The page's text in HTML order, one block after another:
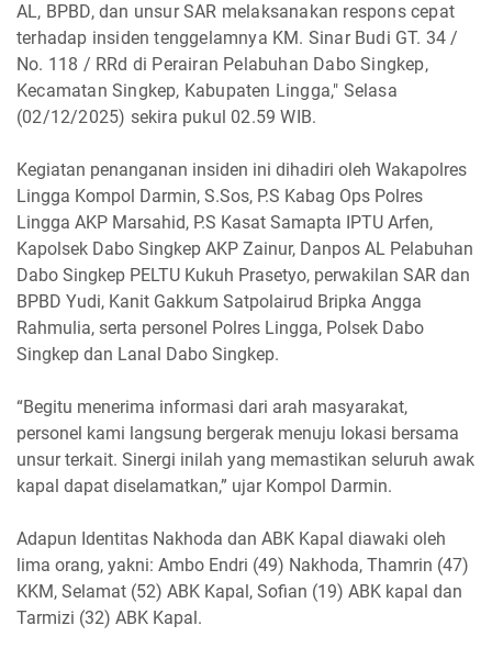
AL, BPBD, dan unsur SAR melaksanakan respons cepat
terhadap insiden tenggelamnya KM. Sinar Budi GT. 34 /
No. 118 / RRd di Perairan Pelabuhan Dabo Singkep,
Kecamatan Singkep, Kabupaten Lingga," Selasa
(02/12/2025) sekira pukul 02.59 WIB.
Kegiatan penanganan insiden ini dihadiri oleh Wakapolres
Lingga Kompol Darmin, S.Sos, P.S Kabag Ops Polres
Lingga AKP Marsahid, P.S Kasat Samapta IPTU Arfen,
Kapolsek Dabo Singkep AKP Zainur, Danpos AL Pelabuhan
Dabo Singkep PELTU Kukuh Prasetyo, perwakilan SAR dan
BPBD Yudi, Kanit Gakkum Satpolairud Bripka Angga
Rahmulia, serta personel Polres Lingga, Polsek Dabo
Singkep dan Lanal Dabo Singkep.
“Begitu menerima informasi dari arah masyarakat,
personel kami langsung bergerak menuju lokasi bersama
unsur terkait. Sinergi inilah yang memastikan seluruh awak
kapal dapat diselamatkan,” ujar Kompol Darmin.
Adapun Identitas Nakhoda dan ABK Kapal diawaki oleh
lima orang, yakni: Ambo Endri (49) Nakhoda, Thamrin (47)
KKM, Selamat (52) ABK Kapal, Sofian (19) ABK kapal dan
Tarmizi (32) ABK Kapal.